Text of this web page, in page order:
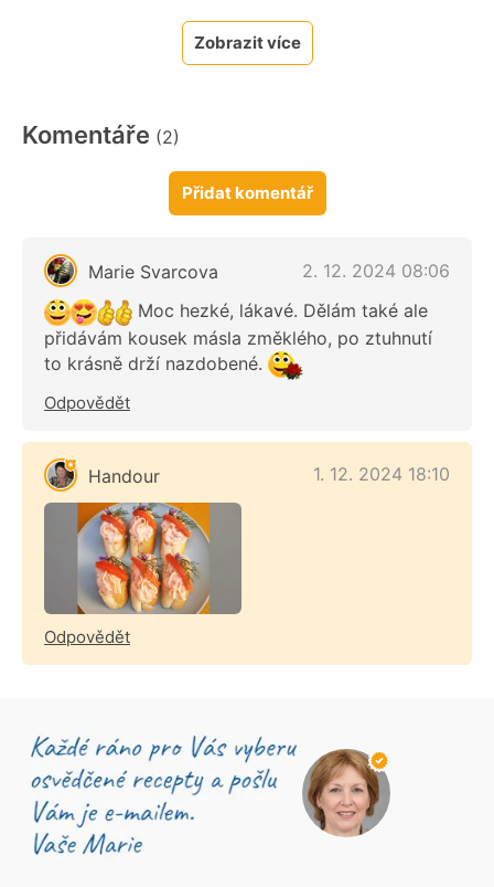
Zobrazit více
Komentáře (2)
Přidat komentář
Marie Svarcova
2. 12. 2024 08:06
Moc hezké, lákavé. Dělám také ale
přidávám kousek másla změklého, po ztuhnutí
to krásně drží nazdobené.
Odpovědět
Handour 1. 12. 2024 18:10
Odpovědět